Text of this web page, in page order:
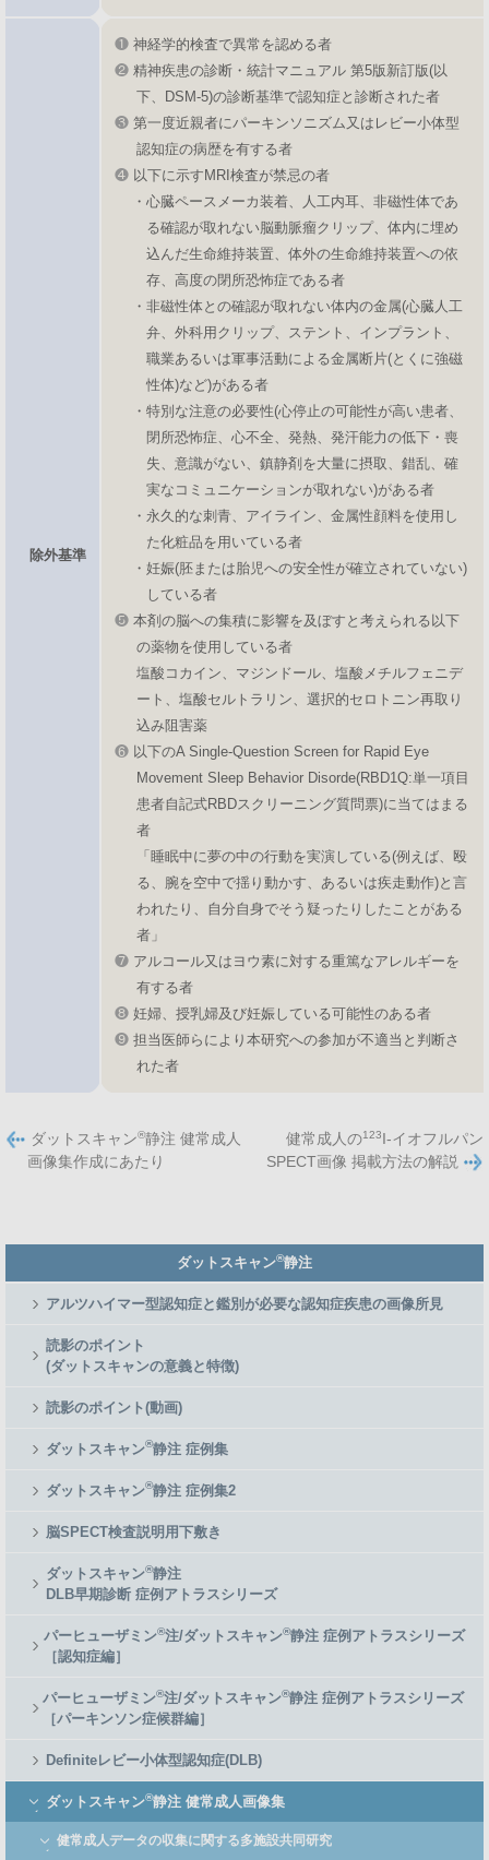
除外基準
❶ 神経学的検査で異常を認める者
❷ 精神疾患の診断・統計マニュアル 第5版新訂版(以
下、DSM-5)の診断基準で認知症と診断された者
❸ 第一度近親者にパーキンソニズム又はレビー小体型
認知症の病歴を有する者
❹ 以下に示すMRI検査が禁忌の者
・心臓ペースメーカ装着、人工内耳、非磁性体であ
る確認が取れない脳動脈瘤クリップ、体内に埋め
込んだ生命維持装置、体外の生命維持装置への依
存、高度の閉所恐怖症である者
・非磁性体との確認が取れない体内の金属(心臓人工
弁、外科用クリップ、ステント、インプラント、
職業あるいは軍事活動による金属断片(とくに強磁
性体)など)がある者
・特別な注意の必要性(心停止の可能性が高い患者、
閉所恐怖症、心不全、発熱、発汗能力の低下・喪
失、意識がない、鎮静剤を大量に摂取、錯乱、確
実なコミュニケーションが取れない)がある者
・永久的な刺青、アイライン、金属性顔料を使用し
た化粧品を用いている者
・妊娠(胚または胎児への安全性が確立されていない)
している者
❺ 本剤の脳への集積に影響を及ぼすと考えられる以下
の薬物を使用している者
塩酸コカイン、マジンドール、塩酸メチルフェニデ
ート、塩酸セルトラリン、選択的セロトニン再取り
込み阻害薬
❻ 以下のA Single-Question Screen for Rapid Eye
Movement Sleep Behavior Disorde(RBD1Q:単一項目
患者自記式RBDスクリーニング質問票)に当てはまる
者
「睡眠中に夢の中の行動を実演している(例えば、殴
る、腕を空中で揺り動かす、あるいは疾走動作)と言
われたり、自分自身でそう疑ったりしたことがある
者」
❼ アルコール又はヨウ素に対する重篤なアレルギーを
有する者
❽ 妊婦、授乳婦及び妊娠している可能性のある者
❾ 担当医師らにより本研究への参加が不適当と判断さ
れた者
ダットスキャン®静注 健常成人
画像集作成にあたり
健常成人の123I-イオフルパン
SPECT画像 掲載方法の解説
ダットスキャン®静注
アルツハイマー型認知症と鑑別が必要な認知症疾患の画像所見
読影のポイント
(ダットスキャンの意義と特徴)
読影のポイント(動画)
ダットスキャン®静注 症例集
ダットスキャン®静注 症例集2
脳SPECT検査説明用下敷き
ダットスキャン®静注
DLB早期診断 症例アトラスシリーズ
パーヒューザミン®注/ダットスキャン®静注 症例アトラスシリーズ
［認知症編］
パーヒューザミン®注/ダットスキャン®静注 症例アトラスシリーズ
［パーキンソン症候群編］
Definiteレビー小体型認知症(DLB)
ダットスキャン®静注 健常成人画像集
健常成人データの収集に関する多施設共同研究